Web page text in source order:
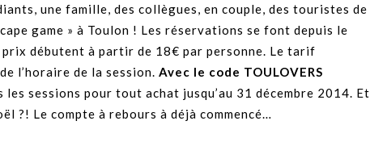
une famille, des collègues, en couple, des touristes de
game » à Toulon ! Les réservations se font depuis le
débutent à partir de 18€ par personne. Le tarif
l’horaire de la session. Avec le code TOULOVERS
sessions pour tout achat jusqu’au 31 décembre 2014. Et
?! Le compte à rebours à déjà commencé…